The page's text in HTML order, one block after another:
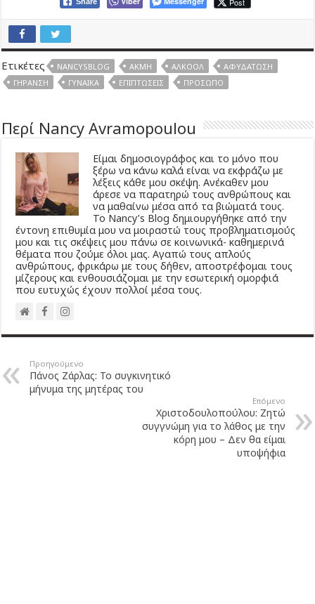
Ετικέτες NANCYSBLOG ΑΚΜΉ ΑΛΚΟΌΛ
ΑΦΥΔΆΤΩΣΗ
ΓΉΡΑΝΣΗ
ΓΥΝΑΊΚΑ ΕΠΙΠΤΏΣΕΙΣ ΠΡΌΣΩΠΟ
Περί Nancy Avramopoulou
Είμαι δημοσιογράφος και το μόνο που
ξέρω να κάνω καλά είναι να εκφράζω με
λέξεις κάθε μου σκέψη. Ανέκαθεν μου
άρεσε να παρατηρώ τους ανθρώπους και
να μαθαίνω μέσα από τα βιώματά τους.
Το Νancy’s Βlog δημιουργήθηκε από την
έντονη επιθυμία μου να μοιραστώ τους προβληματισμούς
μου και τις σκέψεις μου πάνω σε κοινωνικά- καθημερινά
θέματα που ζούμε όλοι μας. Αγαπώ τους απλούς
ανθρώπους, φρικάρω με τους δήθεν, αποστρέφομαι τους
μίζερους και ενθουσιάζομαι με την εσωτερική ομορφιά
που ευτυχώς έχουν πολλοί μέσα τους.
Προηγούμενο
Πάνος Ζάρλας: Το συγκινητικό
μήνυμα της μητέρας του
Επόμενο
Χριστοδουλοπούλου: Ζητώ
συγγνώμη για το λάθος με την
κόρη μου – Δεν θα είμαι
υποψήφια